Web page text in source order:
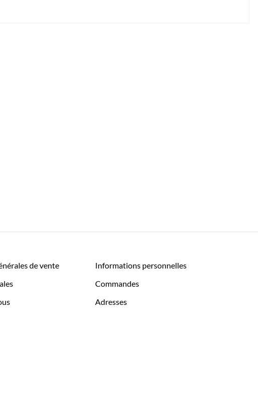
de vente
Informations personnelles
Commandes
Adresses